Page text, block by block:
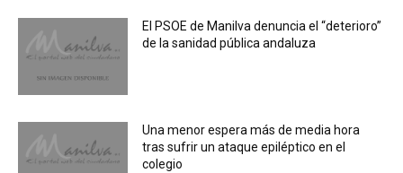
El PSOE de Manilva denuncia el “deterioro”
de la sanidad pública andaluza
Una menor espera más de media hora
tras sufrir un ataque epiléptico en el
colegio